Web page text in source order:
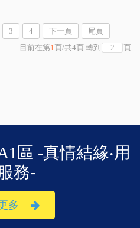
3 4 下一頁
尾頁
目前在第1頁/共4頁 轉到 頁
區 -真情結緣‧用
務-
多